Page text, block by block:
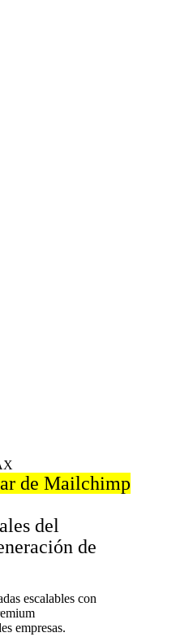
de Mailchimp
del
de
escalables con
empresas.